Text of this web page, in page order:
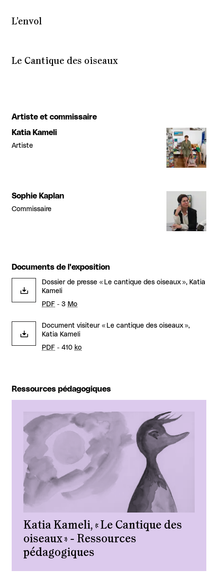
L’envol
Le Cantique des oiseaux
Artiste et commissaire
Katia Kameli
Artiste
Sophie Kaplan
Commissaire
Documents de l'exposition
Dossier de presse « Le cantique des oiseaux », Katia
Kameli
PDF - 3 Mo
Document visiteur « Le cantique des oiseaux »,
Katia Kameli
PDF - 410 ko
Ressources pédagogiques
Katia Kameli, « Le Cantique des
oiseaux » - Ressources
pédagogiques